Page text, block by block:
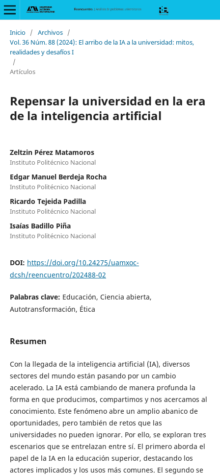
Inicio / Archivos /
Vol. 36 Núm. 88 (2024): El arribo de la IA a la universidad: mitos,
realidades y desafíos I
/
Artículos
Repensar la universidad en la era
de la inteligencia artificial
Zeltzin Pérez Matamoros
Instituto Politécnico Nacional
Edgar Manuel Berdeja Rocha
Instituto Politécnico Nacional
Ricardo Tejeida Padilla
Instituto Politécnico Nacional
Isaías Badillo Piña
Instituto Politécnico Nacional
DOI: https://doi.org/10.24275/uamxoc-
dcsh/reencuentro/202488-02
Palabras clave: Educación, Ciencia abierta,
Autotransformación, Ética
Resumen
Con la llegada de la inteligencia artificial (IA), diversos
sectores del mundo están pasando por un cambio
acelerado. La IA está cambiando de manera profunda la
forma en que producimos, compartimos y nos acercamos al
conocimiento. Este fenómeno abre un amplio abanico de
oportunidades, pero también de retos que las
universidades no pueden ignorar. Por ello, se exploran tres
escenarios que se entrelazan entre sí. El primero aborda el
papel de la IA en la educación superior, destacando los
actores implicados y los usos más comunes. El segundo se